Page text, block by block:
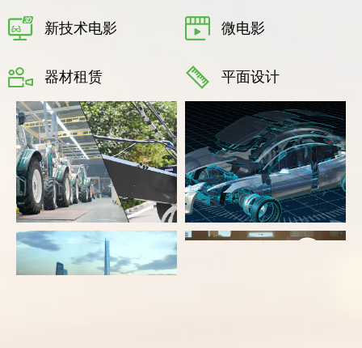
新技术电影 微电影
器材租赁 平面设计